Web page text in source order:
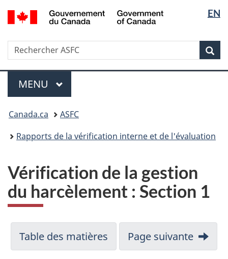
Passer
au
Passer
à
HTML
simplifiée
la
langue
EN
Recherche
Rechercher
ASFC
Menu
MENU PRINCIPAL
êtes
ici
Canada.ca
ASFC
Rapports de la vérification interne et de l'évaluation
Vérification de la gestion
du harcèlement : Section 1
Navigation
pour
Table des matières Page suivante